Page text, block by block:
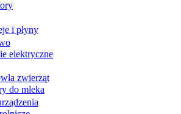
i płyny
elektryczne
zwierząt
do mleka